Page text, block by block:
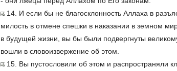
14. И если бы не благосклонность Аллаха в
милость в отмене спешки в наказании в земном
в будущей жизни, вы бы были подвергнуты
вошли в словоизвержение об этом.
15. Вы пустословили об этом и распространяли